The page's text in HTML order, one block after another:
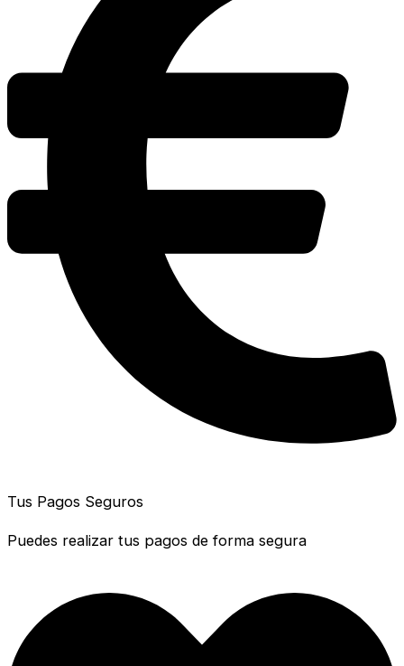
Tus Pagos Seguros
Puedes realizar tus pagos de forma segura